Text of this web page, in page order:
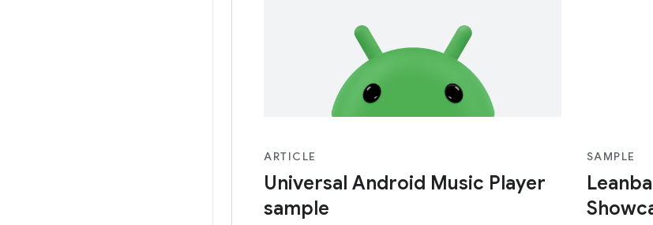
ARTICLE
Universal Android Music Player
sample
SAMPLE